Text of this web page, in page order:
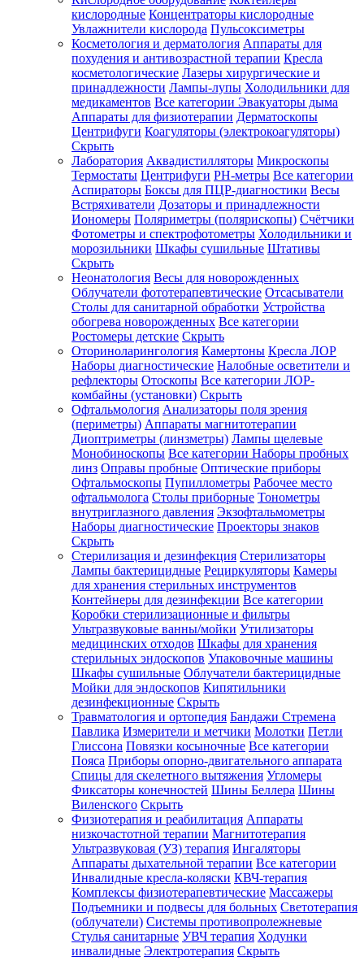
Зарегистрироваться
Зачем
регистрироваться?
Все
покупки
одном
месте
Личный
менеджер
Отслеживание
статуса
заказа
кислородные Концентраторы кислородные
Увлажнители кислорода Пульсоксиметры
Косметология и дерматология Аппараты для
похудения и антивозрастной терапии Кресла
косметологические Лазеры хирургические и
принадлежности Лампы-лупы Холодильники для
медикаментов Все категории Эвакуаторы дыма
Аппараты для физиотерапии Дерматоскопы
Центрифуги Коагуляторы (электрокоагуляторы)
Скрыть
Лаборатория Аквадистилляторы Микроскопы
Термостаты Центрифуги PH-метры Все категории
Аспираторы Боксы для ПЦР-диагностики Весы
Встряхиватели Дозаторы и принадлежности
Иономеры Поляриметры (полярископы) Счётчики
Фотометры и спектрофотометры Холодильники и
морозильники Шкафы сушильные Штативы
Скрыть
Неонатология Весы для новорожденных
Облучатели фототерапевтические Отсасыватели
Столы для санитарной обработки Устройства
обогрева новорожденных Все категории
Ростомеры детские Скрыть
Оториноларингология Камертоны Кресла ЛОР
Наборы диагностические Налобные осветители и
рефлекторы Отоскопы Все категории ЛОР-
комбайны (установки) Скрыть
Офтальмология Анализаторы поля зрения
(периметры) Аппараты магнитотерапии
Диоптриметры (линзметры) Лампы щелевые
Монобиноскопы Все категории Наборы пробных
линз Оправы пробные Оптические приборы
Офтальмоскопы Пупиллометры Рабочее место
офтальмолога Столы приборные Тонометры
внутриглазного давления Экзофтальмометры
Наборы диагностические Проекторы знаков
Скрыть
Стерилизация и дезинфекция Стерилизаторы
Лампы бактерицидные Рециркуляторы Камеры
для хранения стерильных инструментов
Контейнеры для дезинфекции Все категории
Коробки стерилизационные и фильтры
Ультразвуковые ванны/мойки Утилизаторы
медицинских отходов Шкафы для хранения
стерильных эндоскопов Упаковочные машины
Шкафы сушильные Облучатели бактерицидные
Мойки для эндоскопов Кипятильники
дезинфекционные Скрыть
Травматология и ортопедия Бандажи Стремена
Павлика Измерители и метчики Молотки Петли
Глиссона Повязки косыночные Все категории
Пояса Приборы опорно-двигательного аппарата
Спицы для скелетного вытяжения Угломеры
Фиксаторы конечностей Шины Беллера Шины
Виленского Скрыть
Физиотерапия и реабилитация Аппараты
низкочастотной терапии Магнитотерапия
Ультразвуковая (УЗ) терапия Ингаляторы
Аппараты дыхательной терапии Все категории
Инвалидные кресла-коляски КВЧ-терапия
Комплексы физиотерапевтические Массажеры
Подъемники и подвесы для больных Светотерапия
(облучатели) Системы противопролежневые
Стулья санитарные УВЧ терапия Ходунки
инвалидные Электротерапия Скрыть